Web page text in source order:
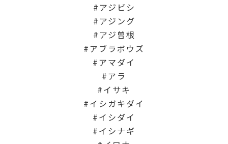
アジビシ
アジング
アジ曽根
アブラボウズ
アマダイ
アラ
イサキ
イシガキダイ
イシダイ
イシナギ